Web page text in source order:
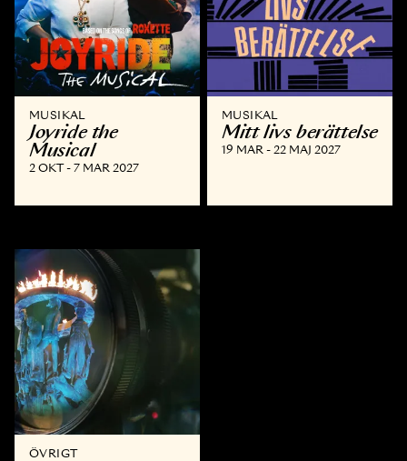
MUSIKAL
Joyride the
Musical
2 OKT - 7 MAR 2027
MUSIKAL
Mitt livs berättelse
19 MAR - 22 MAJ 2027
ÖVRIGT